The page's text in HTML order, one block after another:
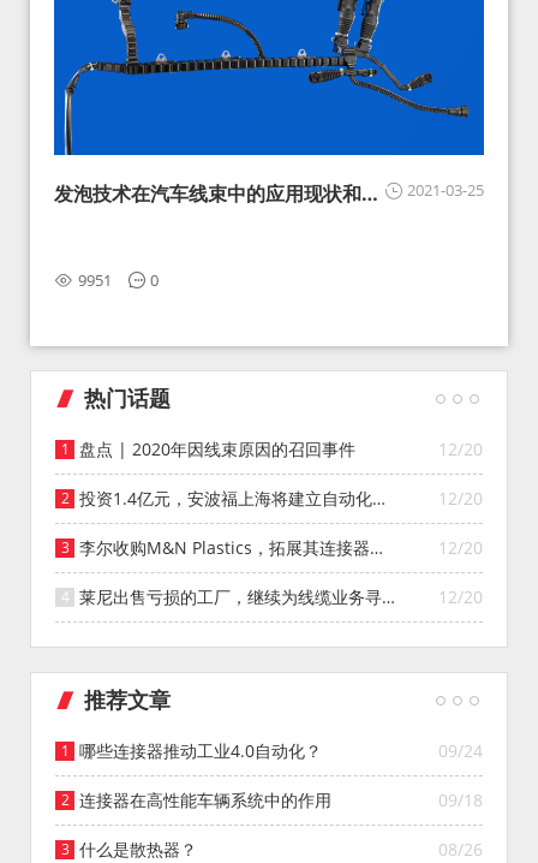
2021-03-25
发泡技术在汽车线束中的应用现状和展
9951 0
热门话题
12/20
盘点 | 2020年因线束原因的召回事件
12/20
投资1.4亿元，安波福上海将建立自动化智
能仓库
12/20
李尔收购M&N Plastics，拓展其连接器系
统业务
12/20
莱尼出售亏损的工厂，继续为线缆业务寻找
投资者
推荐文章
09/24
哪些连接器推动工业4.0自动化？
09/18
连接器在高性能车辆系统中的作用
08/26
什么是散热器？